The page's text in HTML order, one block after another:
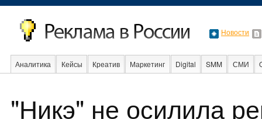
Новости
Аналитика Кейсы Креатив Маркетинг Digital SMM СМИ
Образование События
"Никэ" не осилила